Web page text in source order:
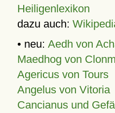
Heiligenlexikon
dazu auch:
• neu: Aedh von
Maedhog von
Agericus von Tours
Angelus von Vitoria
Cancianus und